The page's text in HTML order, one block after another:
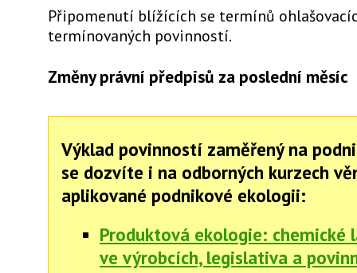
Připomenutí blížících se termínů
termínovaných povinností.
Změny právní předpisů za poslední měsíc
Výklad povinností zaměřený na
se dozvíte i na odborných kurzech
aplikované podnikové ekologii:
Produktová ekologie: chemické
ve výrobcích, legislativa a